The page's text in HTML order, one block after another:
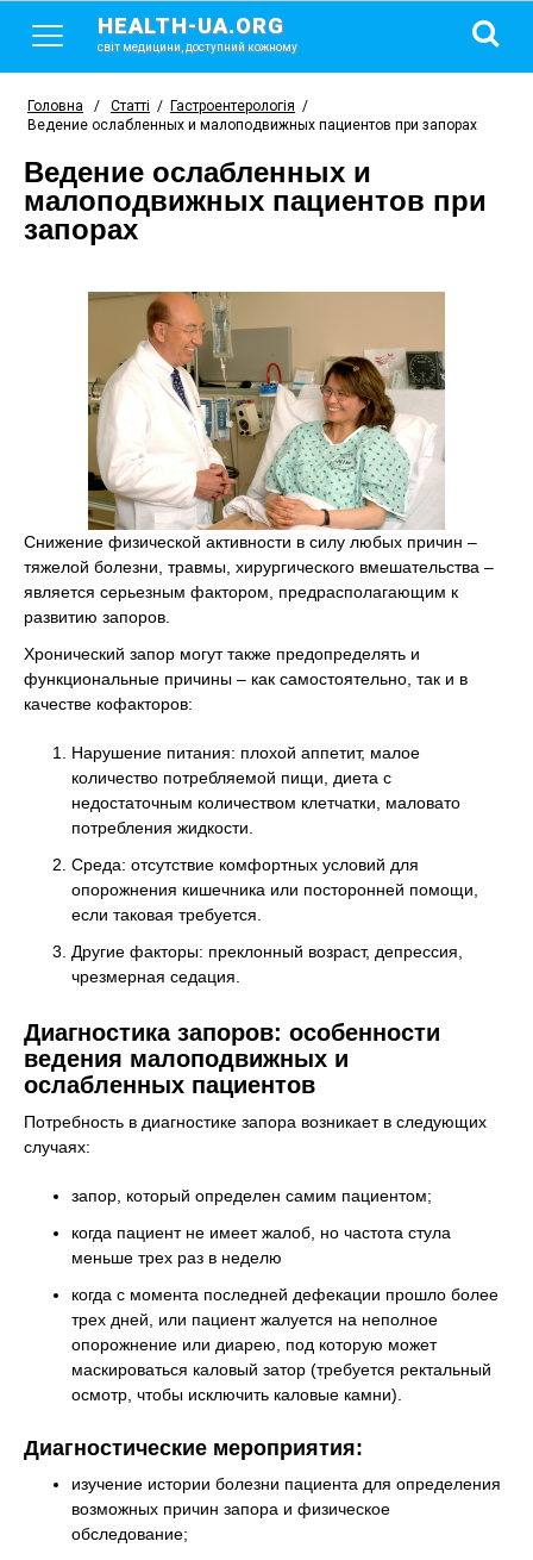
HEALTH-UA.ORG
світ медицини, доступний кожному
Головна / Статті / Гастроентерологія /
Ведение ослабленных и малоподвижных пациентов при запорах
Ведение ослабленных и
малоподвижных пациентов при
запорах
Снижение физической активности в силу любых причин –
тяжелой болезни, травмы, хирургического вмешательства –
является серьезным фактором, предрасполагающим к
развитию запоров.
Хронический запор могут также предопределять и
функциональные причины – как самостоятельно, так и в
качестве кофакторов:
Нарушение питания: плохой аппетит, малое
количество потребляемой пищи, диета с
недостаточным количеством клетчатки, маловато
потребления жидкости.
Среда: отсутствие комфортных условий для
опорожнения кишечника или посторонней помощи,
если таковая требуется.
Другие факторы: преклонный возраст, депрессия,
чрезмерная седация.
Диагностика запоров: особенности
ведения малоподвижных и
ослабленных пациентов
Потребность в диагностике запора возникает в следующих
случаях:
запор, который определен самим пациентом;
когда пациент не имеет жалоб, но частота стула
меньше трех раз в неделю
когда с момента последней дефекации прошло более
трех дней, или пациент жалуется на неполное
опорожнение или диарею, под которую может
маскироваться каловый затор (требуется ректальный
осмотр, чтобы исключить каловые камни).
Диагностические мероприятия:
изучение истории болезни пациента для определения
возможных причин запора и физическое
обследование;